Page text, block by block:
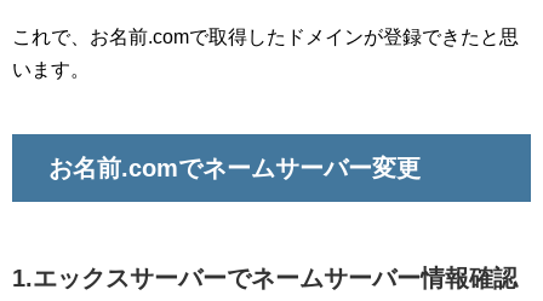
これで、お名前.comで取得したドメインが登録できたと思
います。
お名前.comでネームサーバー変更
1.エックスサーバーでネームサーバー情報確認